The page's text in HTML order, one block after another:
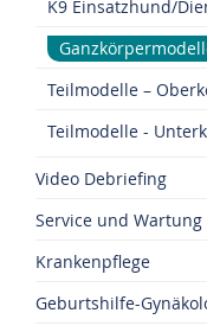
K9 Einsatzhund/
Teilmodelle –
Teilmodelle -
Video Debriefing
Service und Wartung
Krankenpflege
Geburtshilfe-